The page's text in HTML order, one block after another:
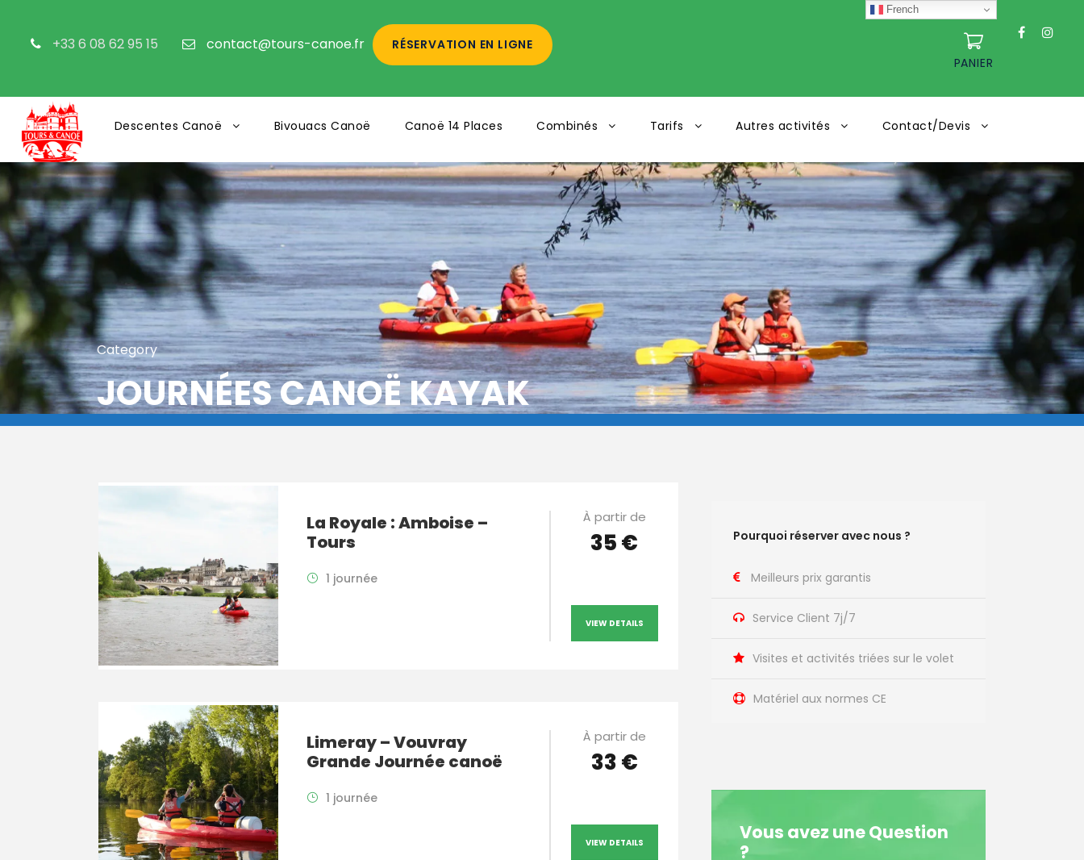
+33 6 08 62 95 15 contact@tours-canoe.fr
RÉSERVATION EN LIGNE
PANIER
Descentes Canoë Bivouacs Canoë Canoë 14 Places Combinés Tarifs Autres activités Contact/Devis
Category
JOURNÉES CANOË KAYAK
La Royale : Amboise –
Tours
1 journée
À partir de
35 €
VIEW DETAILS
Limeray – Vouvray
Grande Journée canoë
1 journée
À partir de
33 €
VIEW DETAILS
Pourquoi réserver avec nous ?
Meilleurs prix garantis
Service Client 7j/7
Visites et activités triées sur le volet
Matériel aux normes CE
Vous avez une Question
?
French